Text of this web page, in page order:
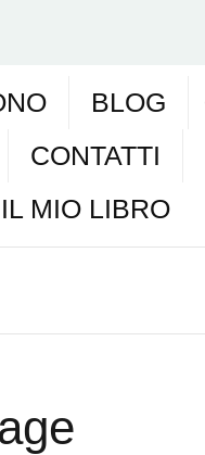
BLOG
CONTATTI
IL MIO LIBRO